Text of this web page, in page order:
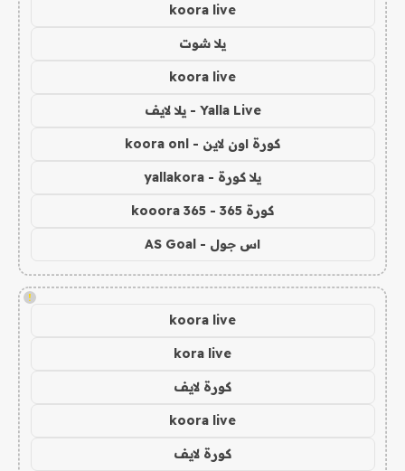
koora live
يلا شوت
koora live
Yalla Live - يلا لايف
كورة اون لاين - koora onl
يلا كورة - yallakora
كورة 365 - kooora 365
اس جول - AS Goal
!
koora live
kora live
كورة لايف
koora live
كورة لايف